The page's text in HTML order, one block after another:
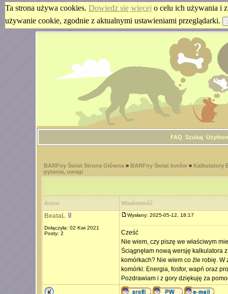
Ta strona używa cookies. Dowiedz się więcej o celu ich używania i
używanie cookie, zgodnie z aktualnymi ustawieniami przeglądarki.
FAQ Szukaj
BARFny Świat Strona Główna» BARFny Świat kotów» Kalkulatory
pytania, uwagi
Autor Wiadomość
BeataL
Dołączyła: 02 Kwi 2021
Posty: 2
Wysłany: 2025-05-12, 18:17
Cześć
Nie wiem, czy piszę we właściwym
Ściągnęłam nową wersję kalkulatora
komórkach? Nie wiem co źle robię.
komórki: Energia, fosfor, wapń oraz
Pozdrawiam i z gory dziękuję za